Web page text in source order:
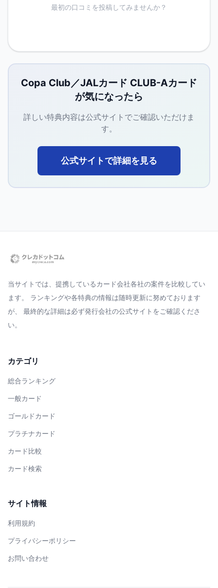
最初の口コミを投稿してみませんか？
Copa Club／JALカード CLUB-Aカード
が気になったら
詳しい特典内容は公式サイトでご確認いただけま
す。
公式サイトで詳細を見る
当サイトでは、提携しているカード会社各社の案件を比較してい
ます。 ランキングや各特典の情報は随時更新に努めております
が、 最終的な詳細は必ず発行会社の公式サイトをご確認くださ
い。
カテゴリ
総合ランキング
一般カード
ゴールドカード
プラチナカード
カード比較
カード検索
サイト情報
利用規約
プライバシーポリシー
お問い合わせ